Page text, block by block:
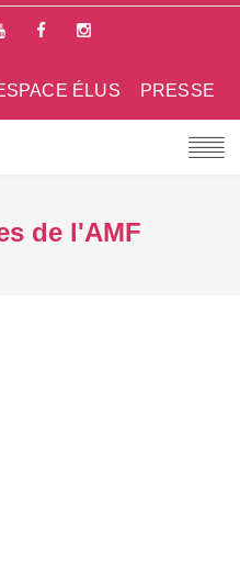
PRESSE
ÉLUS
de l'AMF